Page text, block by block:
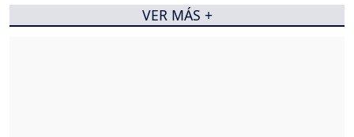
VER MÁS +